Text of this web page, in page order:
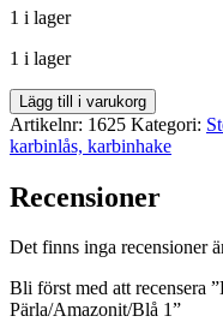
1 i lager
1 i lager
Berlock
med
karbinlås
Pärla/Amazonit/Blå
1
Lägg till i varukorg
Artikelnr: 1625 Kategori:
karbinlås, karbinhake
Recensioner
Det finns inga recensioner
Bli först med att recensera
Pärla/Amazonit/Blå 1”